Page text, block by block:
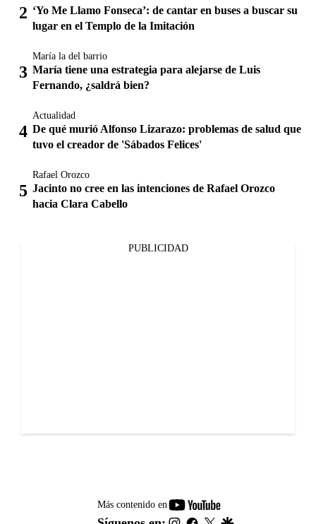
‘Yo Me Llamo Fonseca’: de cantar en buses a buscar su
lugar en el Templo de la Imitación
María la del barrio
María tiene una estrategia para alejarse de Luis
Fernando, ¿saldrá bien?
Actualidad
De qué murió Alfonso Lizarazo: problemas de salud que
tuvo el creador de 'Sábados Felices'
Rafael Orozco
Jacinto no cree en las intenciones de Rafael Orozco
hacia Clara Cabello
PUBLICIDAD
Más contenido en
youtube-
footer
instagram
facebook
twitter